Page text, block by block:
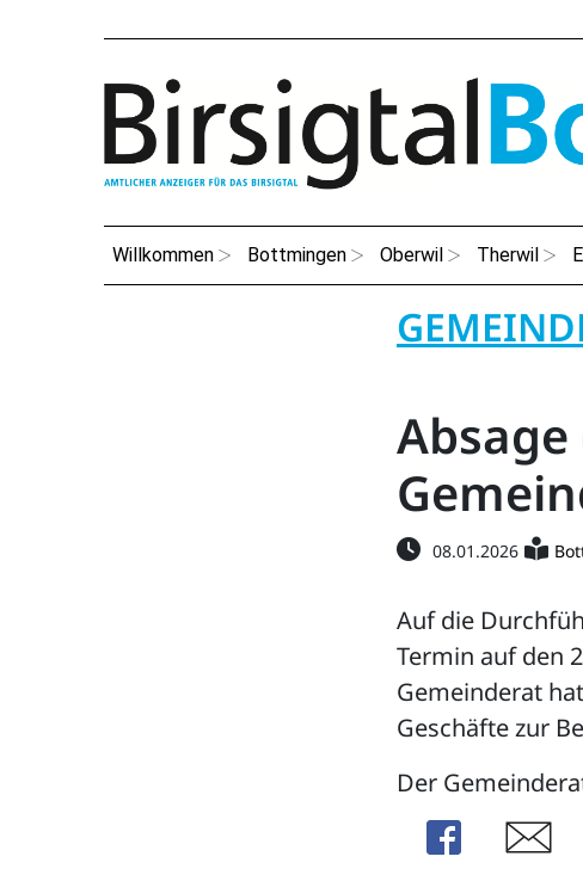
Willkommen Bottmingen Oberwil Therwil
08.01.2026
Auf die
Termin auf den
Gemeinderat
Geschäfte zur
Der
Share
Share